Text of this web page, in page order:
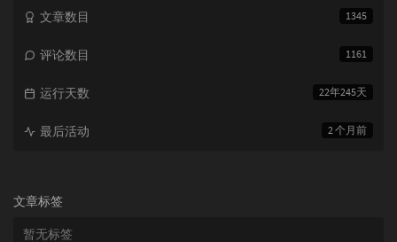
1345
文章数目
1161
评论数目
22年245天
运行天数
2 个月前
最后活动
文章标签
暂无标签